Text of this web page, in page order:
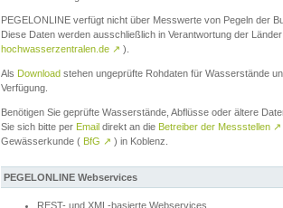
PEGELONLINE verfügt nicht über Messwerte von Pegeln der
Diese Daten werden ausschließlich in Verantwortung der
hochwasserzentralen.de ↗ ).
Als Download stehen ungeprüfte Rohdaten für Wasserstände
Verfügung.
Benötigen Sie geprüfte Wasserstände, Abflüsse oder ältere
Sie sich bitte per Email direkt an die Betreiber der Messstellen ↗
Gewässerkunde ( BfG ↗ ) in Koblenz.
PEGELONLINE Webservices
REST- und XML-basierte Webservices